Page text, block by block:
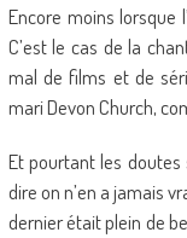
Encore moins lorsque
C’est le cas de la
mal de films et de
mari Devon Church,
Et pourtant les doutes
dire on n’en a jamais
dernier était plein de